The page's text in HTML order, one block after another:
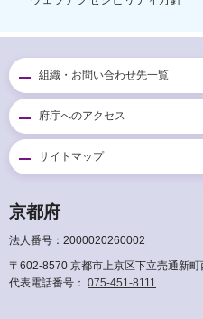
組織・お問い合わせ先一覧
府庁へのアクセス
サイトマップ
京都府
法人番号：2000020260002
〒602-8570 京都市上京区下立売通新
代表電話番号： 075-451-8111